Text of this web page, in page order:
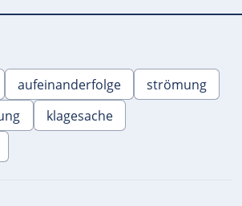
aufeinanderfolge
strömung
klagesache